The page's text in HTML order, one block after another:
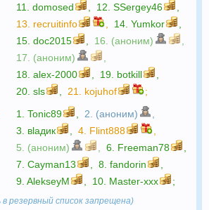
11. domosed 12. SSergey46
13. recruitinfo 14. Yumkor
15. doc2015 16. (аноним)
17. (аноним)
18. alex-2000 19. botkill
20. sls 21. kojuhof
;
1. Tonic89 2. (аноним)
3. вlaдик 4. Flint888
5. (аноним)
6. Freeman78
7. Cayman13 8. fandorin
9. AlekseyM 10. Master-xxx ;
в резервный список запрещена)